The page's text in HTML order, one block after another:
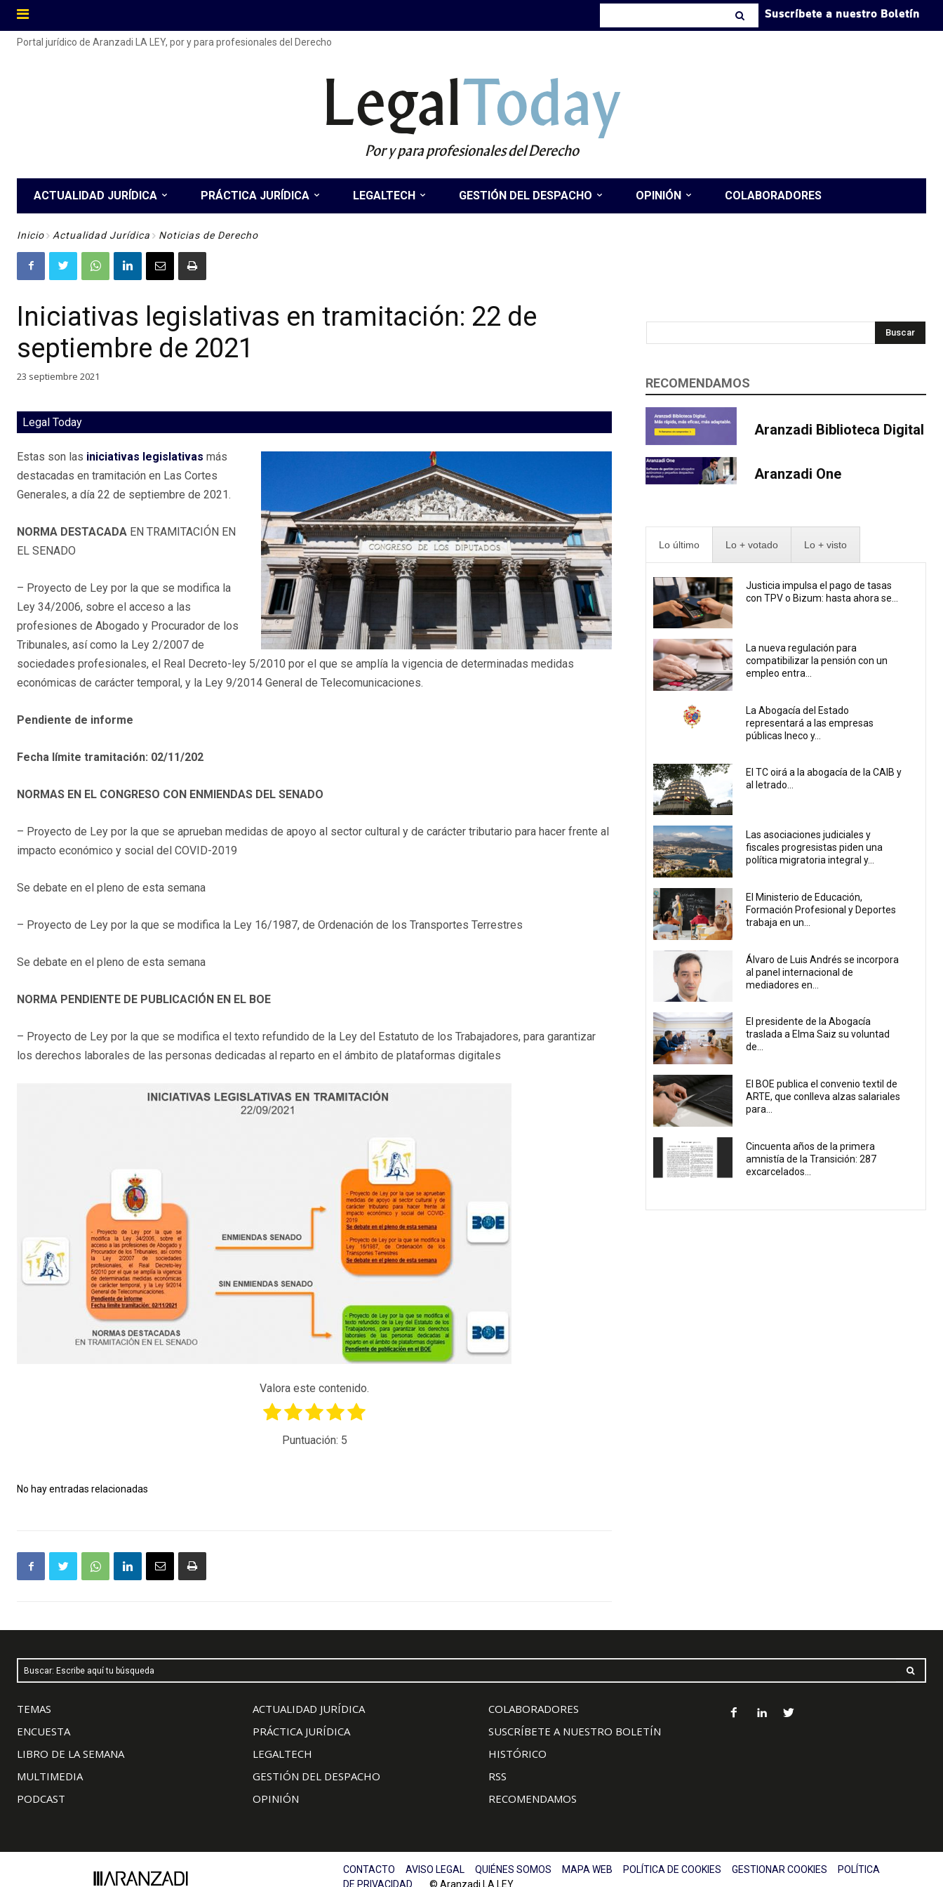
Suscríbete a nuestro Boletín
Portal jurídico de Aranzadi LA LEY, por y para profesionales del Derecho
LegalToday
Por y para profesionales del Derecho
ACTUALIDAD JURÍDICA PRÁCTICA JURÍDICA LEGALTECH GESTIÓN DEL DESPACHO OPINIÓN COLABORADORES
Inicio Actualidad Jurídica Noticias de Derecho
Iniciativas legislativas en tramitación: 22 de
septiembre de 2021
23 septiembre 2021
Legal Today
Estas son las iniciativas legislativas más
destacadas en tramitación en Las Cortes
Generales, a día 22 de septiembre de 2021.
NORMA DESTACADA EN TRAMITACIÓN EN
EL SENADO
– Proyecto de Ley por la que se modifica la
Ley 34/2006, sobre el acceso a las
profesiones de Abogado y Procurador de los
Tribunales, así como la Ley 2/2007 de
sociedades profesionales, el Real Decreto-ley 5/2010 por el que se amplía la vigencia de determinadas medidas
económicas de carácter temporal, y la Ley 9/2014 General de Telecomunicaciones.
Pendiente de informe
Fecha límite tramitación: 02/11/202
NORMAS EN EL CONGRESO CON ENMIENDAS DEL SENADO
– Proyecto de Ley por la que se aprueban medidas de apoyo al sector cultural y de carácter tributario para hacer frente al
impacto económico y social del COVID-2019
Se debate en el pleno de esta semana
– Proyecto de Ley por la que se modifica la Ley 16/1987, de Ordenación de los Transportes Terrestres
Se debate en el pleno de esta semana
NORMA PENDIENTE DE PUBLICACIÓN EN EL BOE
– Proyecto de Ley por la que se modifica el texto refundido de la Ley del Estatuto de los Trabajadores, para garantizar
los derechos laborales de las personas dedicadas al reparto en el ámbito de plataformas digitales
Valora este contenido.
Puntuación: 5
No hay entradas relacionadas
Buscar
RECOMENDAMOS
Aranzadi Biblioteca Digital
Aranzadi One
Lo último Lo + votado Lo + visto
Justicia impulsa el pago de tasas
con TPV o Bizum: hasta ahora se...
La nueva regulación para
compatibilizar la pensión con un
empleo entra...
La Abogacía del Estado
representará a las empresas
públicas Ineco y...
El TC oirá a la abogacía de la CAIB y
al letrado...
Las asociaciones judiciales y
fiscales progresistas piden una
política migratoria integral y...
El Ministerio de Educación,
Formación Profesional y Deportes
trabaja en un...
Álvaro de Luis Andrés se incorpora
al panel internacional de
mediadores en...
El presidente de la Abogacía
traslada a Elma Saiz su voluntad
de...
El BOE publica el convenio textil de
ARTE, que conlleva alzas salariales
para...
Cincuenta años de la primera
amnistía de la Transición: 287
excarcelados...
Buscar: Escribe aquí tu búsqueda
TEMAS
ENCUESTA
LIBRO DE LA SEMANA
MULTIMEDIA
PODCAST
ACTUALIDAD JURÍDICA
PRÁCTICA JURÍDICA
LEGALTECH
GESTIÓN DEL DESPACHO
OPINIÓN
COLABORADORES
SUSCRÍBETE A NUESTRO BOLETÍN
HISTÓRICO
RSS
RECOMENDAMOS
CONTACTO AVISO LEGAL QUIÉNES SOMOS MAPA WEB POLÍTICA DE COOKIES GESTIONAR COOKIES
POLÍTICA
DE PRIVACIDAD © Aranzadi LA LEY